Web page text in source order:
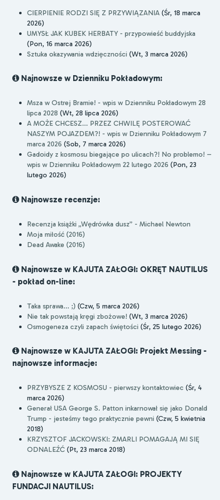
CIERPIENIE RODZI SIĘ Z PRZYWIĄZANIA (Śr, 18 marca
2026)
UMYSŁ JAK KUBEK HERBATY - przypowieść buddyjska
(Pon, 16 marca 2026)
Sztuka okazywania wdzięczności (Wt, 3 marca 2026)
Najnowsze w Dzienniku Pokładowym:
Msza w Ostrej Bramie! - wpis w Dzienniku Pokładowym 28
lipca 2028 (Wt, 28 lipca 2026)
A MOŻE CHCESZ... PRZEZ CHWILĘ POSTEROWAĆ
NASZYM POJAZDEM?! - wpis w Dzienniku Pokładowym 7
marca 2026 (Sob, 7 marca 2026)
Gadoidy z kosmosu biegające po ulicach?! No problemo! –
wpis w Dzienniku Pokładowym 22 lutego 2026 (Pon, 23
lutego 2026)
Najnowsze recenzje:
Recenzja książki „Wędrówka dusz” - Michael Newton
Moja miłość (2016)
Dead Awake (2016)
Najnowsze w KAJUTA ZAŁOGI: OKRĘT NAUTILUS
- pokład on-line:
Taka sprawa... ;) (Czw, 5 marca 2026)
Nie tak powstają kręgi zbożowe! (Wt, 3 marca 2026)
Osmogeneza czyli zapach świętości (Śr, 25 lutego 2026)
Najnowsze w KAJUTA ZAŁOGI: Projekt Messing -
najnowsze informacje:
PRZYBYSZE Z KOSMOSU - pierwszy kontaktowiec (Śr, 4
marca 2026)
Generał USA George S. Patton inkarnował się jako Donald
Trump - jesteśmy tego praktycznie pewni (Czw, 5 kwietnia
2018)
KRZYSZTOF JACKOWSKI: ZMARLI POMAGAJĄ MI SIĘ
ODNALEŹĆ (Pt, 23 marca 2018)
Najnowsze w KAJUTA ZAŁOGI: PROJEKTY
FUNDACJI NAUTILUS: